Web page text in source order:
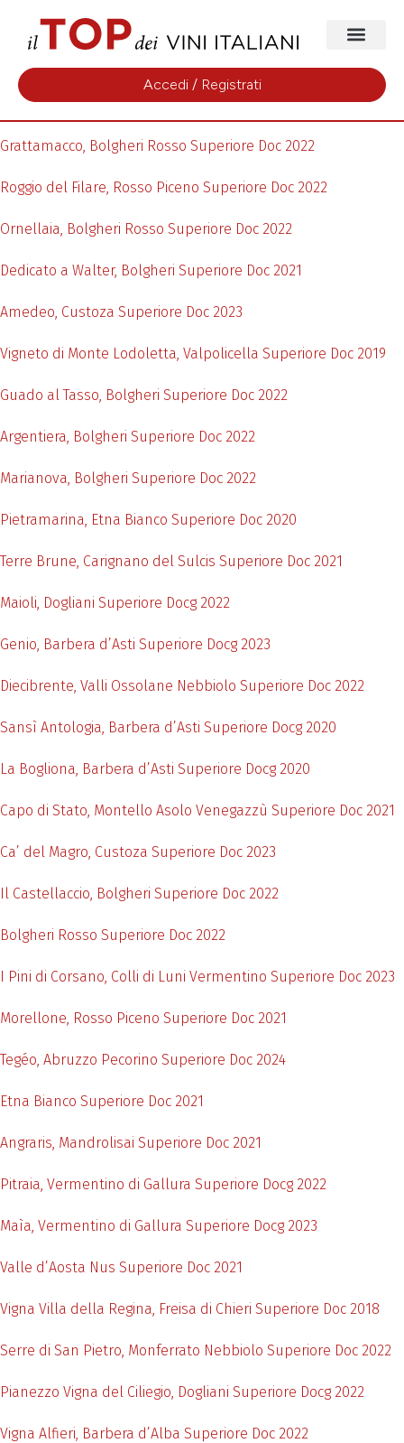
Accedi / Registrati
Grattamacco, Bolgheri Rosso Superiore Doc 2022
Roggio del Filare, Rosso Piceno Superiore Doc 2022
Ornellaia, Bolgheri Rosso Superiore Doc 2022
Dedicato a Walter, Bolgheri Superiore Doc 2021
Amedeo, Custoza Superiore Doc 2023
Vigneto di Monte Lodoletta, Valpolicella Superiore Doc 2019
Guado al Tasso, Bolgheri Superiore Doc 2022
Argentiera, Bolgheri Superiore Doc 2022
Marianova, Bolgheri Superiore Doc 2022
Pietramarina, Etna Bianco Superiore Doc 2020
Terre Brune, Carignano del Sulcis Superiore Doc 2021
Maioli, Dogliani Superiore Docg 2022
Genio, Barbera d’Asti Superiore Docg 2023
Diecibrente, Valli Ossolane Nebbiolo Superiore Doc 2022
Sansì Antologia, Barbera d’Asti Superiore Docg 2020
La Bogliona, Barbera d’Asti Superiore Docg 2020
Capo di Stato, Montello Asolo Venegazzù Superiore Doc 2021
Ca’ del Magro, Custoza Superiore Doc 2023
Il Castellaccio, Bolgheri Superiore Doc 2022
Bolgheri Rosso Superiore Doc 2022
I Pini di Corsano, Colli di Luni Vermentino Superiore Doc 2023
Morellone, Rosso Piceno Superiore Doc 2021
Tegéo, Abruzzo Pecorino Superiore Doc 2024
Etna Bianco Superiore Doc 2021
Angraris, Mandrolisai Superiore Doc 2021
Pitraia, Vermentino di Gallura Superiore Docg 2022
Maìa, Vermentino di Gallura Superiore Docg 2023
Valle d’Aosta Nus Superiore Doc 2021
Vigna Villa della Regina, Freisa di Chieri Superiore Doc 2018
Serre di San Pietro, Monferrato Nebbiolo Superiore Doc 2022
Pianezzo Vigna del Ciliegio, Dogliani Superiore Docg 2022
Vigna Alfieri, Barbera d’Alba Superiore Doc 2022